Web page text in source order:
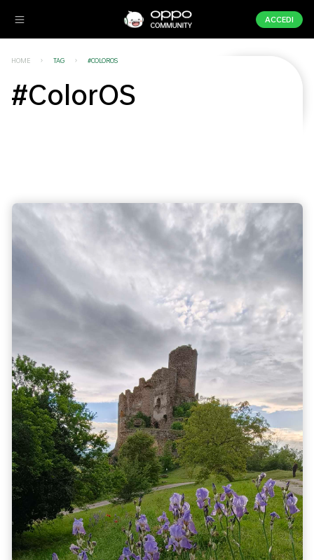
ACCEDI
HOME TAG #COLOROS
#ColorOS